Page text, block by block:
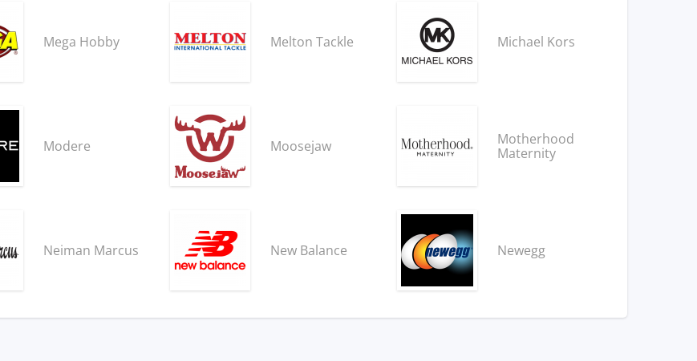
Mega Hobby Melton Tackle Michael Kors
Modere Moosejaw
Motherhood
Maternity
Neiman Marcus New Balance Newegg